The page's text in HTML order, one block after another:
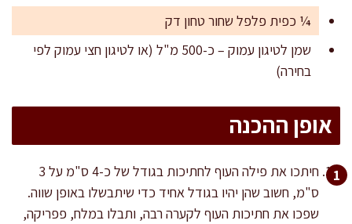
¼ כפית פלפל שחור טחון דק
שמן לטיגון עמוק – כ-500 מ"ל (או לטיגון חצי עמוק לפי
בחירה)
אופן ההכנה
חיתכו את פילה העוף לחתיכות בגודל של כ-4 ס"מ על 3
ס"מ, חשוב שהן יהיו בגודל אחיד כדי שיתבשלו באופן שווה.
שפכו את חתיכות העוף לקערה רבה, ותבלו במלח, פפריקה,